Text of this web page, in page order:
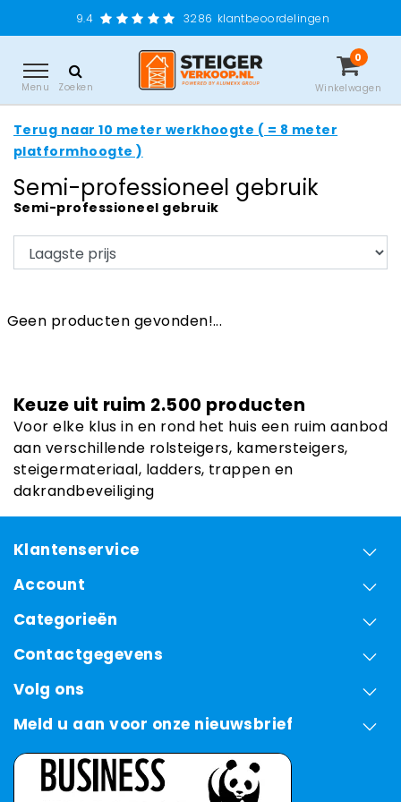
9.4 3286 klantbeoordelingen
Menu Zoeken
0
Winkelwagen
Terug naar 10 meter werkhoogte ( = 8 meter
platformhoogte )
Semi-professioneel gebruik
Semi-professioneel gebruik
Geen producten gevonden!...
Keuze uit ruim 2.500 producten
Voor elke klus in en rond het huis een ruim aanbod
aan verschillende rolsteigers, kamersteigers,
steigermateriaal, ladders, trappen en
dakrandbeveiliging
Klantenservice
Account
Categorieën
Contactgegevens
Volg ons
Meld u aan voor onze nieuwsbrief